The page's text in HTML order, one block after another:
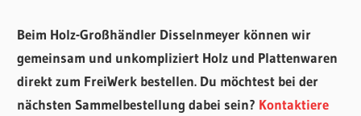
Beim Holz-Großhändler Disselnmeyer können wir
gemeinsam und unkompliziert Holz und Plattenwaren
direkt zum FreiWerk bestellen. Du möchtest bei der
nächsten Sammelbestellung dabei sein? Kontaktiere